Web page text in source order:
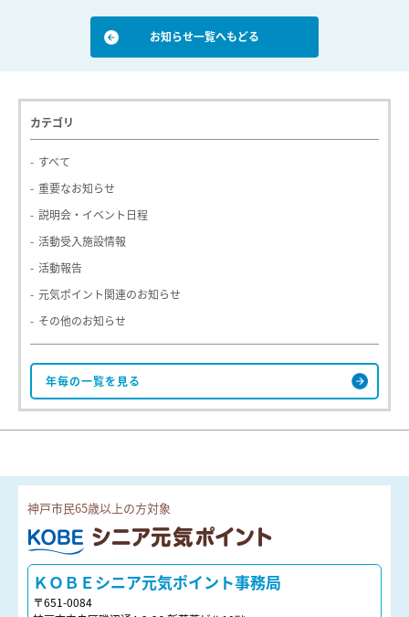
お知らせ一覧へもどる
カテゴリ
すべて
重要なお知らせ
説明会・イベント日程
活動受入施設情報
活動報告
元気ポイント関連のお知らせ
その他のお知らせ
神戸市民65歳以上の方対象
ＫＯＢＥシニア元気ポイント
ＫＯＢＥシニア元気ポイント事務局
〒651-0084